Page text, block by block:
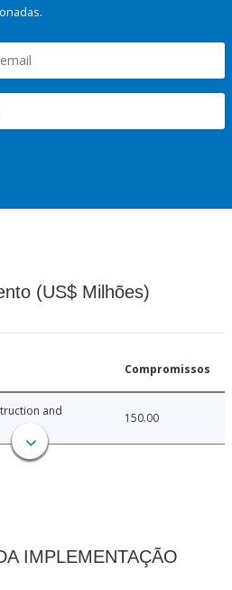
(US$ Milhões)
Compromissos
and
150.00
IMPLEMENTAÇÃO